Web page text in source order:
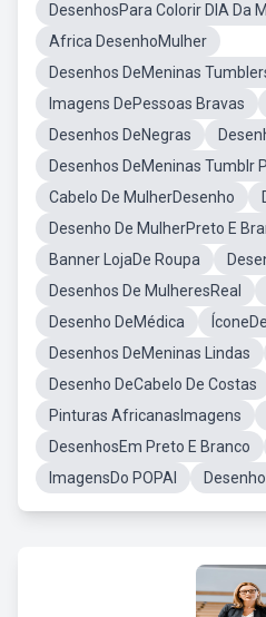
DesenhosPara Colorir DIA Da
Africa DesenhoMulher
Desenhos DeMeninas
Imagens DePessoas Bravas
Desenhos DeNegras
Desenhos DeMeninas Tumblr
Cabelo De MulherDesenho
Desenho De MulherPreto E
Banner LojaDe Roupa
Desenhos De MulheresReal
Desenho DeMédica
Desenhos DeMeninas Lindas
Desenho DeCabelo De Costas
Pinturas AfricanasImagens
DesenhosEm Preto E Branco
ImagensDo POPAI